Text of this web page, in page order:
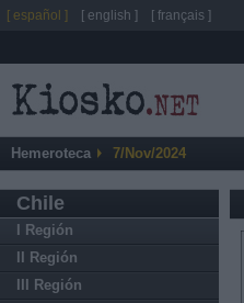
Hemeroteca 7/Nov/2024
Chile
I Región
II Región
III Región
[ español ] [ english ] [ français ]